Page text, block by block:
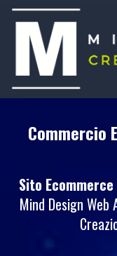
Commercio
Sito Ecommerce
Mind Design Web